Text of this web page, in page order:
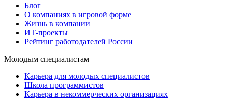
Блог
О компаниях в игровой форме
Жизнь в компании
ИТ-проекты
Рейтинг работодателей России
Молодым специалистам
Карьера для молодых специалистов
Школа программистов
Карьера в некоммерческих организациях